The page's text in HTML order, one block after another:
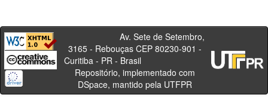
Av. Sete de Setembro,
3165 - Rebouças CEP 80230-901 -
Curitiba - PR - Brasil
Repositório, implementado com
DSpace, mantido pela UTFPR